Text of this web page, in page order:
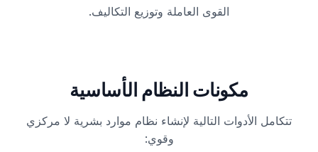
القوى العاملة وتوزيع التكاليف.
مكونات النظام الأساسية
تتكامل الأدوات التالية لإنشاء نظام موارد بشرية لا مركزي
وقوي: